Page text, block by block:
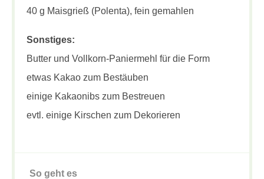
40 g Maisgrieß (Polenta), fein gemahlen
Sonstiges:
Butter und Vollkorn-Paniermehl für die Form
etwas Kakao zum Bestäuben
einige Kakaonibs zum Bestreuen
evtl. einige Kirschen zum Dekorieren
So geht es